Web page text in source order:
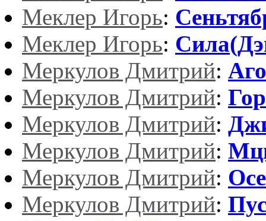
Меклер Игорь:
Меклер Игорь:
Меркулов Дмитрий:
Меркулов Дмитрий:
Меркулов Дмитрий:
Меркулов Дмитрий:
Меркулов Дмитрий:
Меркулов Дмитрий: